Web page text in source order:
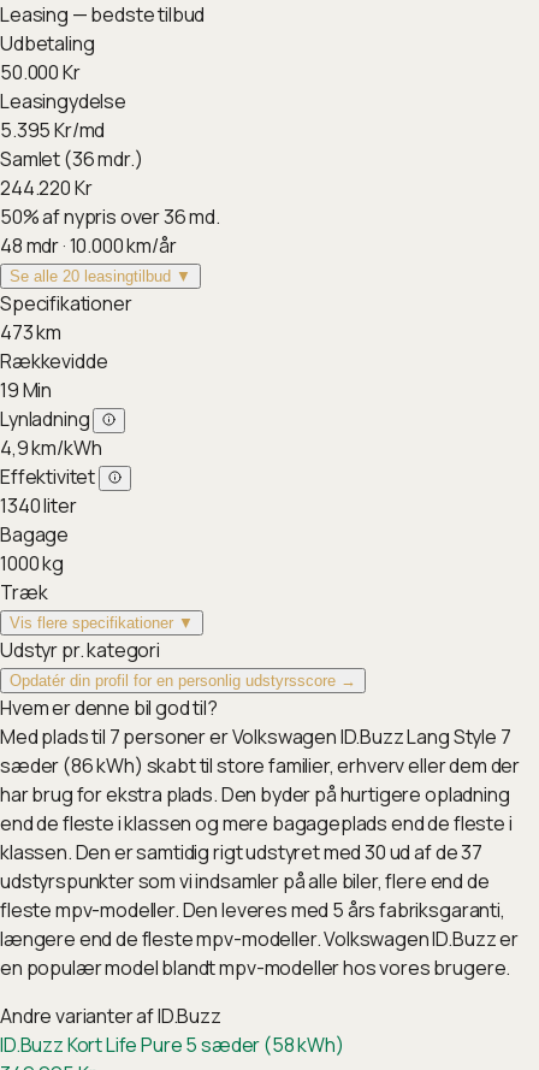
Leasing — bedste tilbud
Udbetaling
50.000Kr
Leasingydelse
5.395Kr/md
Samlet (36 mdr.)
244.220Kr
50%af nypris over 36 md.
48mdr ·10.000km/år
Se alle 20 leasingtilbud ▼
Specifikationer
473km
Rækkevidde
19Min
Lynladning
4,9km/kWh
Effektivitet
1340liter
Bagage
1000kg
Træk
Vis flere specifikationer ▼
Udstyr pr. kategori
Opdatér din profil for en personlig udstyrsscore →
Hvem er denne bil god til?
Med plads til 7 personer er Volkswagen ID.Buzz Lang Style 7
sæder (86 kWh) skabt til store familier, erhverv eller dem der
har brug for ekstra plads. Den byder på hurtigere opladning
end de fleste i klassen og mere bagageplads end de fleste i
klassen. Den er samtidig rigt udstyret med 30 ud af de 37
udstyrspunkter som vi indsamler på alle biler, flere end de
fleste mpv-modeller. Den leveres med 5 års fabriksgaranti,
længere end de fleste mpv-modeller. Volkswagen ID.Buzz er
en populær model blandt mpv-modeller hos vores brugere.
Andre varianter afID.Buzz
ID.Buzz Kort Life Pure 5 sæder (58 kWh)